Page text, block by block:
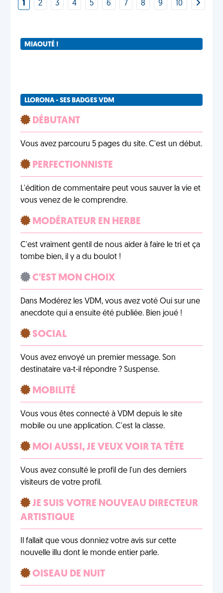
1 2 3 4 5 6 7 8 9 10
MIAOUTÉ !
LLORONA - SES BADGES VDM
DÉBUTANT
Vous avez parcouru 5 pages du site. C'est un début.
PERFECTIONNISTE
L'édition de commentaire peut vous sauver la vie et
vous venez de le comprendre.
MODÉRATEUR EN HERBE
C'est vraiment gentil de nous aider à faire le tri et ça
tombe bien, il y a du boulot !
C'EST MON CHOIX
Dans Modérez les VDM, vous avez voté Oui sur une
anecdote qui a ensuite été publiée. Bien joué !
SOCIAL
Vous avez envoyé un premier message. Son
destinataire va-t-il répondre ? Suspense.
MOBILITÉ
Vous vous êtes connecté à VDM depuis le site
mobile ou une application. C'est la classe.
MOI AUSSI, JE VEUX VOIR TA TÊTE
Vous avez consulté le profil de l'un des derniers
visiteurs de votre profil.
JE SUIS VOTRE NOUVEAU DIRECTEUR
ARTISTIQUE
Il fallait que vous donniez votre avis sur cette
nouvelle illu dont le monde entier parle.
OISEAU DE NUIT